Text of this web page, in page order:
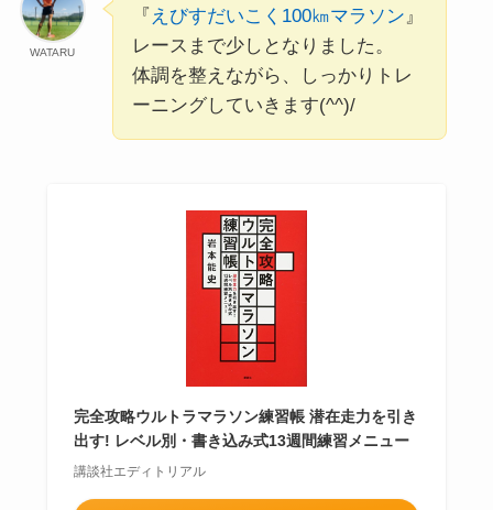
WATARU
『 えびすだいこく100㎞マラソン』
レースまで少しとなりました。
体調を整えながら、しっかりトレ
ーニングしていきます(^^)/
完全攻略ウルトラマラソン練習帳 潜在走力を引き
出す! レベル別・書き込み式13週間練習メニュー
講談社エディトリアル